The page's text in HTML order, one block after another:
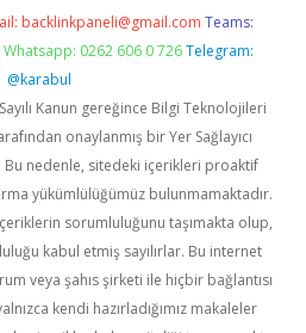
backlinkpaneli@gmail.com Teams:
Whatsapp: 0262 606 0 726 Telegram:
@karabul
Kanun gereğince Bilgi Teknolojileri
onaylanmış bir Yer Sağlayıcı
nedenle, sitedeki içerikleri proaktif
yükümlülüğümüz bulunmamaktadır.
sorumluluğunu taşımakta olup,
kabul etmiş sayılırlar. Bu internet
veya şahıs şirketi ile hiçbir bağlantısı
kendi hazırladığımız makaleler